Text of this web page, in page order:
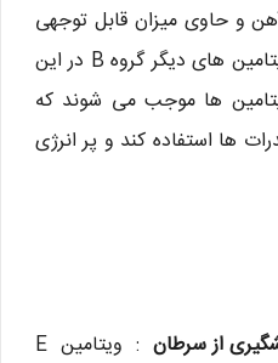
آهن و حاوی میزان قابل توجهی
ها موجب می شوند که
ها استفاده کند و پر انرژی
از سرطان
: ویتامین E